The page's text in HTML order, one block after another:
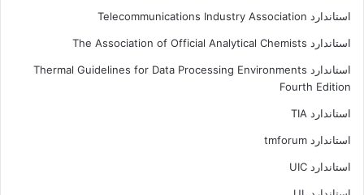
استاندارد Telecommunications Industry Association
استاندارد The Association of Official Analytical Chemists
استاندارد Thermal Guidelines for Data Processing Environments
Fourth Edition
استاندارد TIA
استاندارد tmforum
استاندارد UIC